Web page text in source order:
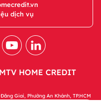
dịch vụ
HOME CREDIT
Giai, Phường An Khánh, TP.HCM